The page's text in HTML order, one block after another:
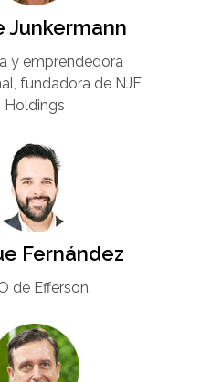
Junkermann​
y emprendedora
fundadora de NJF
Holdings
Fernández
de Efferson.